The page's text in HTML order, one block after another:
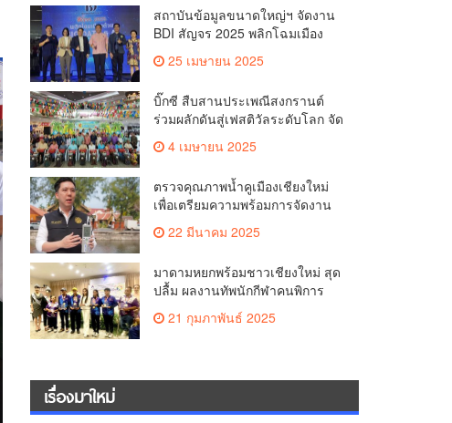
สถาบันข้อมูลขนาดใหญ่ฯ จัดงาน
BDI สัญจร 2025 พลิกโฉมเมือง
ด้วย Big Data & AI ครั้งที่ 2 ที่
จ.เชียงใหม่ ผลักดันการใช้ข้อมูล
เพื่อยกระดับเมือง สังคม และ
คุณภาพชีวิตของชาวเชียงใหม่
25 เมษายน 2025
บิ๊กซี สืบสานประเพณีสงกรานต์
ร่วมผลักดันสู่เฟสติวัลระดับโลก จัด
แคมเปญ “สาดสนุกรับสงกรานต์ที่
บิ๊กซี” อัดโปรฉ่ำ ลดสูงสุด 50%
กระตุ้นการเดินทางนักท่องเที่ยว
ไทย – ต่างชาติ คาดยอดขายโตก
ว่า 2,132 ล้านบาท
4 เมษายน 2025
ตรวจคุณภาพน้ำคูเมืองเชียงใหม่
เพื่อเตรียมความพร้อมการจัดงาน
ประเพณีสงกรานต์ หรือป๋าเวณีปี๋
ใหม่เมืองเจียงใหม่ ประจำปี 2568
22 มีนาคม 2025
มาดามหยกพร้อมชาวเชียงใหม่ สุด
ปลื้ม ผลงานทัพนักกีฬาคนพิการ
เชียงใหม่ คว้าเหรียญ “อัญมณี
เกมส์”ที่จันทบุรีam เชียงใหม่
21 กุมภาพันธ์ 2025
เรื่องมาใหม่